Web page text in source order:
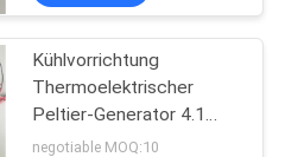
82
Kühlvorrichtung
Thermoelektrischer
Peltier-Generator 4.1
Ohm
negotiable MOQ:10